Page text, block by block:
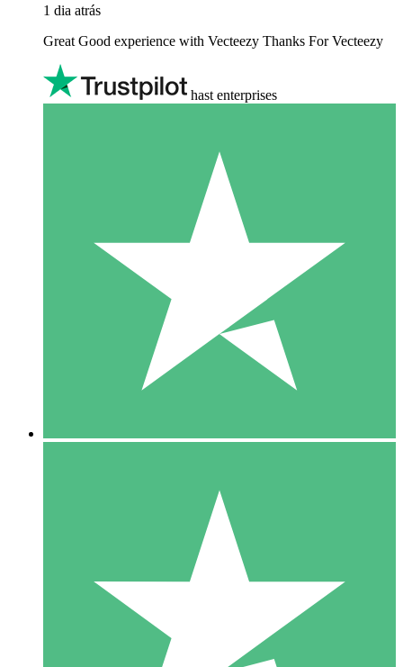
1 dia atrás
Great Good experience with Vecteezy Thanks For Vecteezy
hast enterprises